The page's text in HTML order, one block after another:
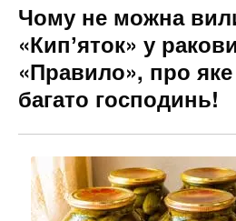
Чому не можна
«Кипʼяток» у
«Правило», про
багато господинь!